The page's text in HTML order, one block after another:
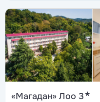
«Магадан» Лоо 3★